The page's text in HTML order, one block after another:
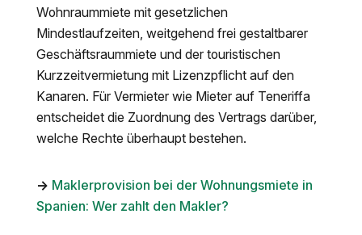
Wohnraummiete mit gesetzlichen
Mindestlaufzeiten, weitgehend frei gestaltbarer
Geschäftsraummiete und der touristischen
Kurzzeitvermietung mit Lizenzpflicht auf den
Kanaren. Für Vermieter wie Mieter auf Teneriffa
entscheidet die Zuordnung des Vertrags darüber,
welche Rechte überhaupt bestehen.
→ Maklerprovision bei der Wohnungsmiete in
Spanien: Wer zahlt den Makler?